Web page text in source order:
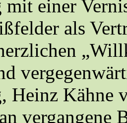
einer
als
Heinz Kähne
vergangene